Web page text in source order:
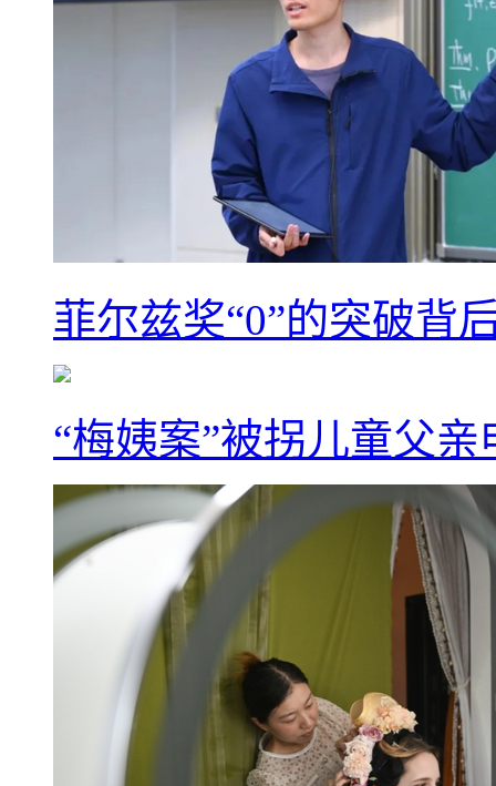
菲尔兹奖“0”的突破背
“梅姨案”被拐儿童父